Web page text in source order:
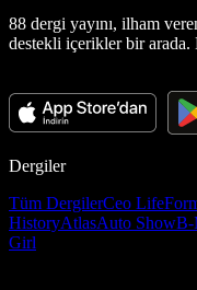
88 dergi yayını, ilham
destekli içerikler bir arada.
Dergiler
Tüm DergilerCeo Life
HistoryAtlasAuto ShowB-
Girl